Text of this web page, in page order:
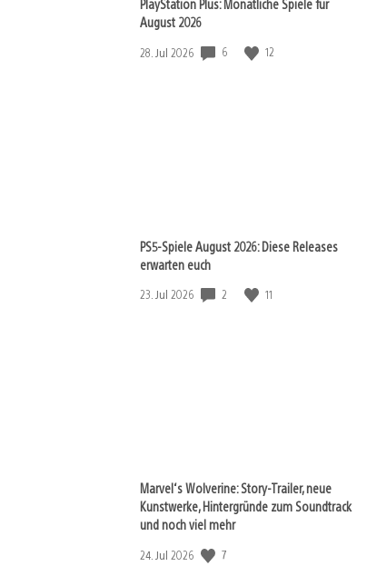
PlayStation Plus: Monatliche Spiele für
August 2026
Veröffentlichungsdatum:
28. Jul 2026 6 12
PS5-Spiele August 2026: Diese Releases
erwarten euch
Veröffentlichungsdatum:
23. Jul 2026 2 11
Marvel‘s Wolverine: Story-Trailer, neue
Kunstwerke, Hintergründe zum Soundtrack
und noch viel mehr
Veröffentlichungsdatum:
24. Jul 2026 7